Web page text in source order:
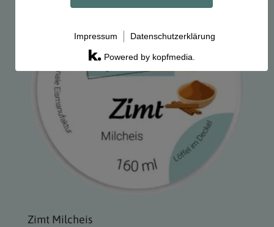
Powered by kopfmedia.
Impressum Datenschutzerklärung
Zimt Milcheis